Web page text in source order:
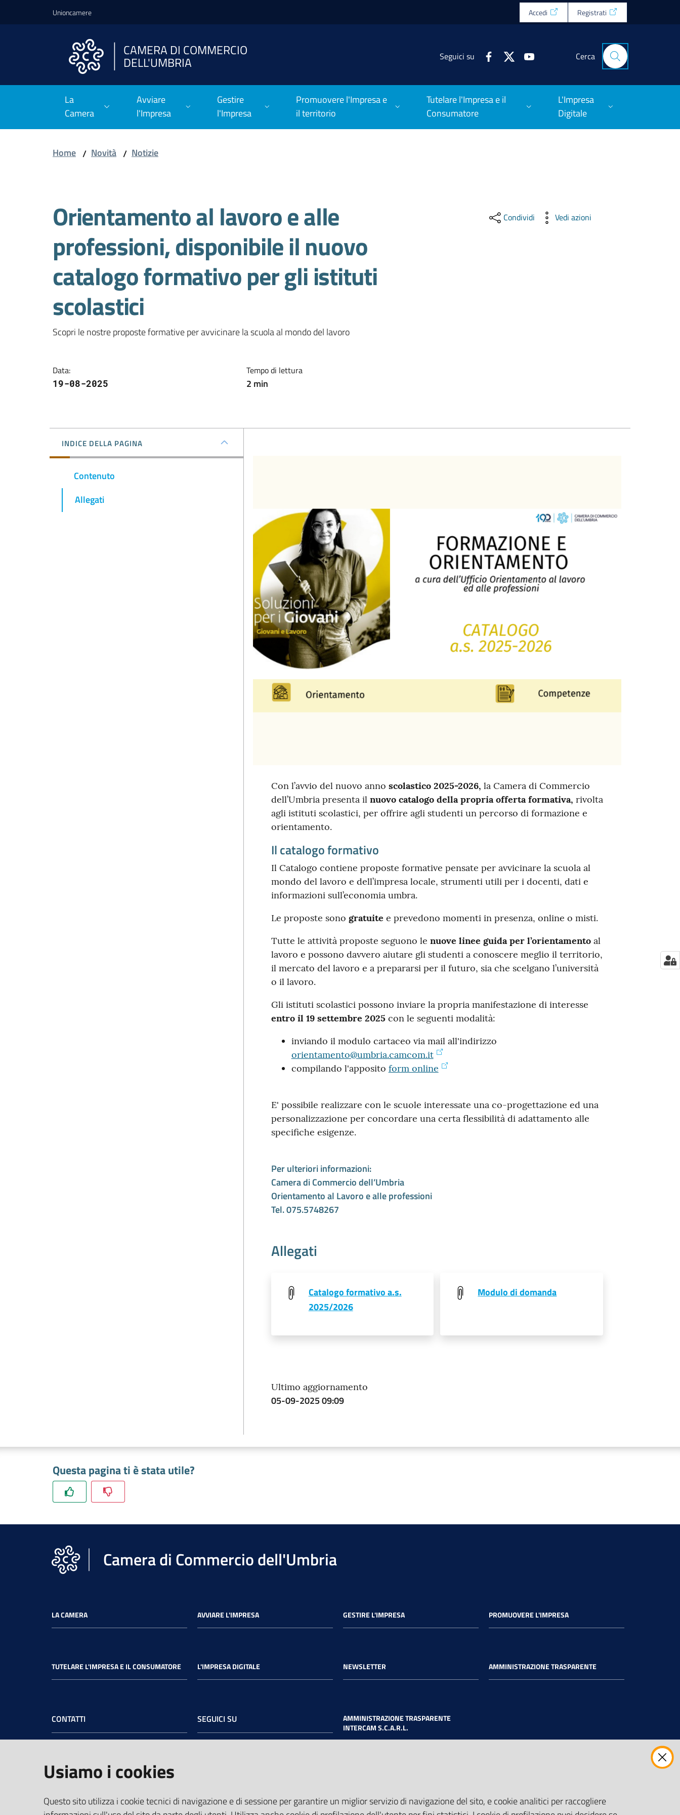
Vai al contenuto
Vai alla navigazione
Unioncamere Accedi Registrati
CAMERA DI COMMERCIO
DELL'UMBRIA Seguici su Cerca
La
Camera
Avviare
l'Impresa
Gestire
l'Impresa
Promuovere l'Impresa e
il territorio
Tutelare l'Impresa e il
Consumatore
L'Impresa
Digitale
Home / Novità / Notizie
Orientamento al lavoro e alle
professioni, disponibile il nuovo
catalogo formativo per gli istituti
scolastici
Scopri le nostre proposte formative per avvicinare la scuola al mondo del lavoro
Data:
19-08-2025
Tempo di lettura
2 min
Condividi Vedi azioni
INDICE DELLA PAGINA
Contenuto
Allegati
Con l’avvio del nuovo anno scolastico 2025-2026, la Camera di Commercio
dell’Umbria presenta il nuovo catalogo della propria offerta formativa, rivolta
agli istituti scolastici, per offrire agli studenti un percorso di formazione e
orientamento.
Il catalogo formativo
Il Catalogo contiene proposte formative pensate per avvicinare la scuola al
mondo del lavoro e dell’impresa locale, strumenti utili per i docenti, dati e
informazioni sull’economia umbra.
Le proposte sono gratuite e prevedono momenti in presenza, online o misti.
Tutte le attività proposte seguono le nuove linee guida per l’orientamentoal
lavoro e possono davvero aiutare gli studenti a conoscere meglio il territorio,
il mercato del lavoro e a prepararsi per il futuro, sia che scelgano l’università
o il lavoro.
Gli istituti scolastici possono inviare la propria manifestazione di interesse
entro il 19 settembre 2025 con le seguenti modalità:
inviando il modulo cartaceo via mail all'indirizzo
orientamento@umbria.camcom.it
compilando l'apposito form online
E' possibile realizzare con le scuole interessate una co-progettazione ed una
personalizzazione per concordare una certa flessibilità di adattamento alle
specifiche esigenze.
Per ulteriori informazioni:
Camera di Commercio dell’Umbria
Orientamento al Lavoro e alle professioni
Tel. 075.5748267
Allegati
Catalogo formativo a.s.
2025/2026
Modulo di domanda
Ultimo aggiornamento
05-09-2025 09:09
Questa pagina ti è stata utile?
Camera di Commercio dell'Umbria
LA CAMERA AVVIARE L'IMPRESA GESTIRE L'IMPRESA PROMUOVERE L'IMPRESA
TUTELARE L'IMPRESA E IL CONSUMATORE L'IMPRESA DIGITALE NEWSLETTER AMMINISTRAZIONE TRASPARENTE
CONTATTI
06121 Perugia - tel.+39 075 57481
05100 Terni - tel.
+39 0744 4891
PEC:cciaa@pec.umbria.camcom.it
SEGUICI SU
AMMINISTRAZIONE TRASPARENTE
INTERCAM S.C.A.R.L.
Usiamo i cookies
Questo sito utilizza i cookie tecnici di navigazione e di sessione per garantire un miglior servizio di navigazione del sito, e cookie analitici per raccogliere